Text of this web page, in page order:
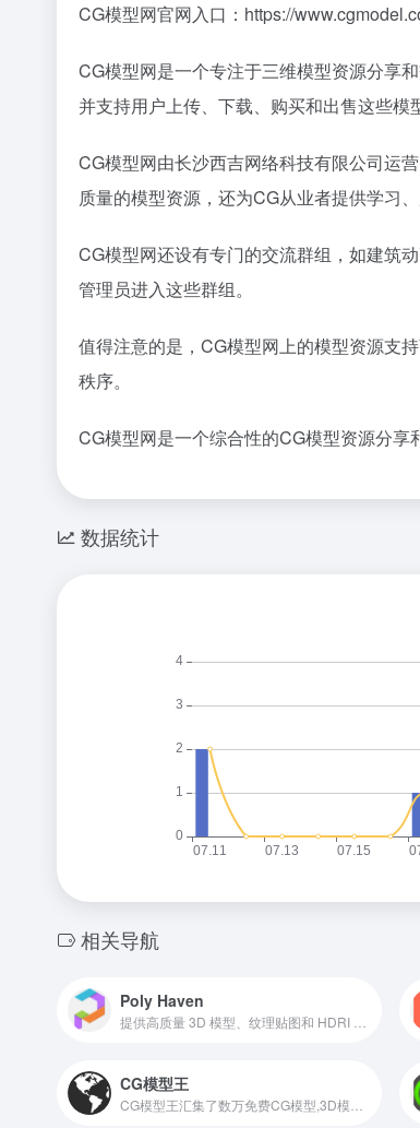
CG模型网官网入口：https://
CG模型网是一个专注于三维模型资源分享
并支持用户上传、下载、购买和出售这些模
CG模型网由长沙西吉网络科技有限公司运
质量的模型资源，还为CG从业者提供学习
CG模型网还设有专门的交流群组，如建筑
管理员进入这些群组。
值得注意的是，CG模型网上的模型资源支
秩序。
CG模型网是一个综合性的CG模型资源分享
数据统计
相关导航
Poly Haven
CG模型王